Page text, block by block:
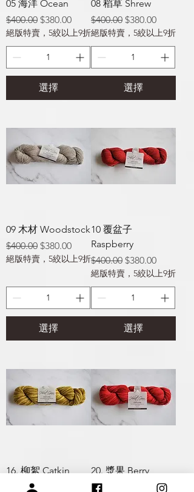
05 海洋 Ocean
一般價格
$400.00 促銷價格
$380.00
絕版特賣，5絞以上9折
選擇
08 稻草 Shrew
一般價格
$400.00 促銷價格
$380.00
絕版特賣，5絞以上9折
選擇
09 木材 Woodstock
一般價格
$400.00 促銷價格
$380.00
絕版特賣，5絞以上9折
選擇
10 覆盆子
Raspberry
一般價格
$400.00 促銷價格
$380.00
絕版特賣，5絞以上9折
選擇
16. 柳絮 Catkin
一般價格
$400.00
20. 漿果 Berry
一般價格
$400.00 促銷價格